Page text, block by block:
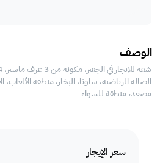
سعر الإيجار
الوصف
مصعد، منطقة للشواء